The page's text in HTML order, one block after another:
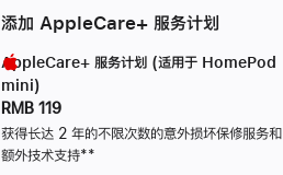
添加 AppleCare+ 服务计划
AppleCare+ 服务计划 (适用于 HomePod
mini)
RMB 119
获得长达 2 年的不限次数的意外损坏保修服务和
额外技术支持脚
**